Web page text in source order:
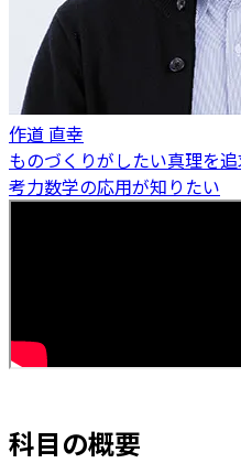
作道 直幸
ものづくりがしたい真理を
考力数学の応用が知りたい
科目の概要